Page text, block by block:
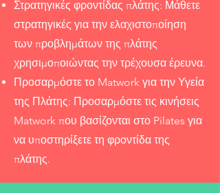
Στρατηγικές φροντίδας πλάτης: Μάθετε
στρατηγικές για την ελαχιστοποίηση
των προβλημάτων της πλάτης
χρησιμοποιώντας την τρέχουσα έρευνα.
Προσαρμόστε το Matwork για την Υγεία
της Πλάτης: Προσαρμόστε τις κινήσεις
Matwork που βασίζονται στο Pilates για
να υποστηρίξετε τη φροντίδα της
πλάτης.